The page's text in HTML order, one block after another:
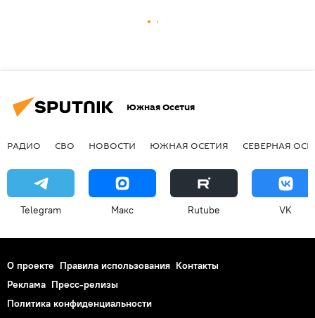
Южная Осетия
РАДИО СВО НОВОСТИ ЮЖНАЯ ОСЕТИЯ СЕВЕРНАЯ
Telegram Макс Rutube VK
О проекте Правила использования Контакты
Реклама Пресс-релизы
Политика конфиденциальности